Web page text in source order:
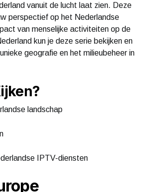
vanuit de lucht laat zien. Deze
perspectief op het Nederlandse
van menselijke activiteiten op de
kun je deze serie bekijken en
geografie en het milieubeheer in
landschap
IPTV-diensten